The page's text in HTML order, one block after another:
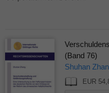
(Band 76)
Shuhan
EUR